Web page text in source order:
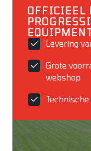
OFFICIEEL
Levering
Grote
webshop